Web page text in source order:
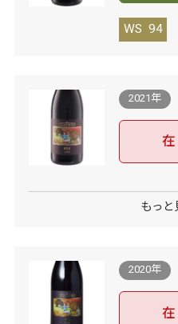
WS 94
2021年
2020年